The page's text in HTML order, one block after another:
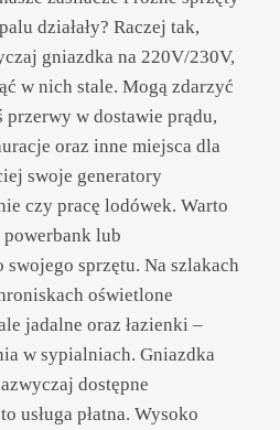
działały? Raczej tak,
gniazdka na 220V/230V,
w nich stale. Mogą zdarzyć
w dostawie prądu,
oraz inne miejsca dla
swoje generatory
czy pracę lodówek. Warto
lub
sprzętu. Na szlakach
oświetlone
jadalne oraz łazienki –
w sypialniach. Gniazdka
dostępne
usługa płatna. Wysoko